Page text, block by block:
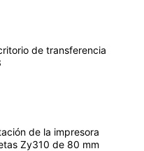
de transferencia
de la impresora
Zy310 de 80 mm